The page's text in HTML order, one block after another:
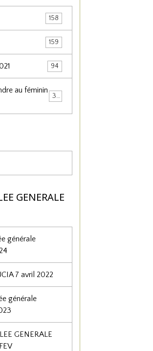
158
159
94
au féminin
34
GENERALE
générale
7 avril 2022
générale
GENERALE